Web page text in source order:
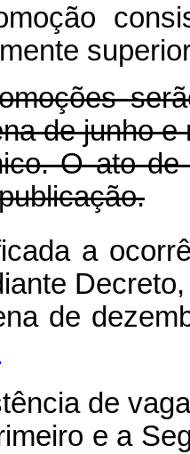
de junho
O ato
a
de
de
e a